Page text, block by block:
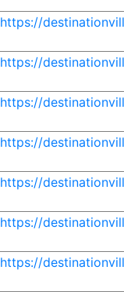
https://
https://
https://
https://
https://
https://
https://